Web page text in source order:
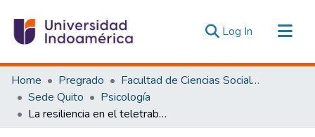
Log In (current)
Communities & Collections
All of DSpace
Statistics
Home Pregrado
Facultad de Ciencias Sociales y Humanas
Sede Quito
Psicología
La resiliencia en el teletrabajo: revisión bibliográfica sistemática